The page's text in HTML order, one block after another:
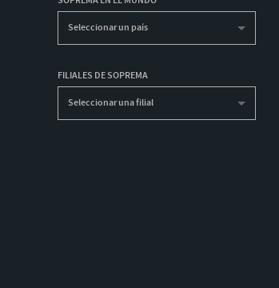
Seleccionar un país
FILIALES DE SOPREMA
Seleccionar una filial